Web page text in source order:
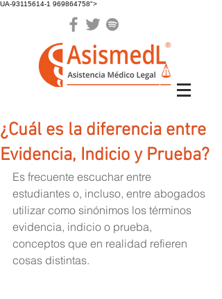
UA-93115614-1 969864758">
¿Cuál es la diferencia entre
Evidencia, Indicio y Prueba?
Es frecuente escuchar entre
estudiantes o, incluso, entre abogados
utilizar como sinónimos los términos
evidencia, indicio o prueba,
conceptos que en realidad refieren
cosas distintas.